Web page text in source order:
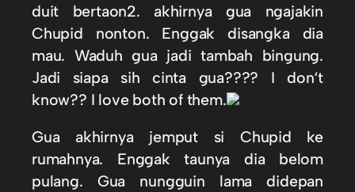
duit bertaon2. akhirnya gua ngajakin
Chupid nonton. Enggak disangka dia
mau. Waduh gua jadi tambah bingung.
Jadi siapa sih cinta gua???? I don‘t
know?? I love both of them.
Gua akhirnya jemput si Chupid ke
rumahnya. Enggak taunya dia belom
pulang. Gua nungguin lama didepan